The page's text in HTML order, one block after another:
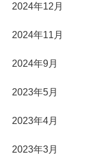
2024年12月
2024年11月
2024年9月
2023年5月
2023年4月
2023年3月